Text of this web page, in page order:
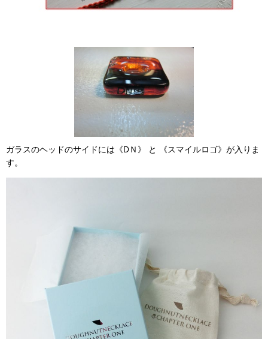
ガラスのヘッドのサイドには《DＮ》 と 《スマイルロゴ》が入りま
す。